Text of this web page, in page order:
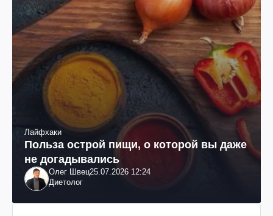
Лайфхаки
Польза острой пищи, о которой вы даже
не догадывались
Олег Швец25.07.2026 12:24
Диетолог